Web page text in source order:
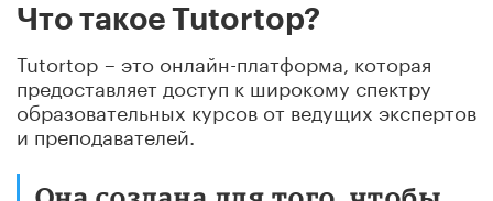
Что такое Tutortop?
Tutortop – это онлайн-платформа, которая
предоставляет доступ к широкому спектру
образовательных курсов от ведущих экспертов
и преподавателей.